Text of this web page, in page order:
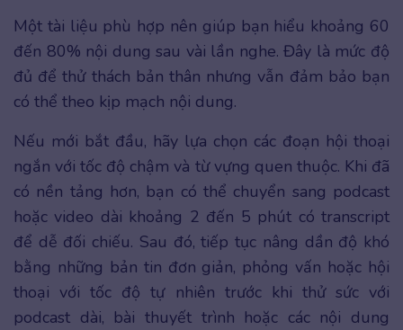
Một tài liệu phù hợp nên giúp bạn hiểu khoảng 60
đến 80% nội dung sau vài lần nghe. Đây là mức độ
đủ để thử thách bản thân nhưng vẫn đảm bảo bạn
có thể theo kịp mạch nội dung.
Nếu mới bắt đầu, hãy lựa chọn các đoạn hội thoại
ngắn với tốc độ chậm và từ vựng quen thuộc. Khi đã
có nền tảng hơn, bạn có thể chuyển sang podcast
hoặc video dài khoảng 2 đến 5 phút có transcript
để dễ đối chiếu. Sau đó, tiếp tục nâng dần độ khó
bằng những bản tin đơn giản, phỏng vấn hoặc hội
thoại với tốc độ tự nhiên trước khi thử sức với
podcast dài, bài thuyết trình hoặc các nội dung